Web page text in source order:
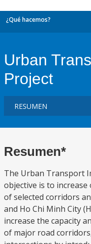
¿Qué hacemos?
Urban
Project
Resumen*
The Urban Transport
objective is to
of selected corridors
and Ho Chi Minh City
increase the capacity
of major road